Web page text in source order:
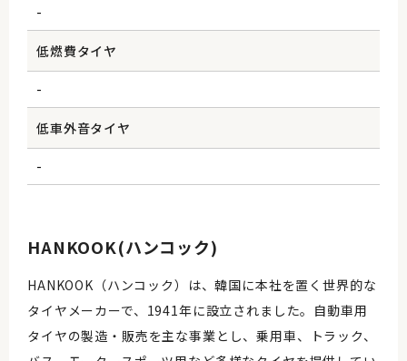
-
低燃費タイヤ
-
低車外音タイヤ
-
HANKOOK(ハンコック)
HANKOOK（ハンコック）は、韓国に本社を置く世界的な
タイヤメーカーで、1941年に設立されました。自動車用
タイヤの製造・販売を主な事業とし、乗用車、トラック、